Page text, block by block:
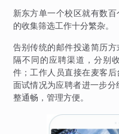
新东方单一个校区就有数
的收集筛选工作十分繁杂。
告别传统的邮件投递简历
隔不同的应聘渠道，分别
件；工作人员直接在麦客
面试情况为应聘者进一步
整通畅，管理方便。